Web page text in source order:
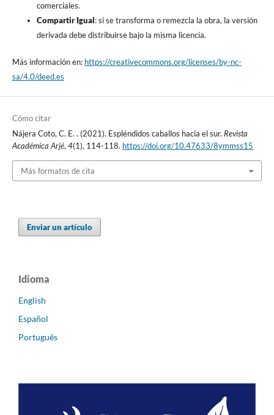
comerciales.
Compartir Igual: si se transforma o remezcla la obra, la versión
derivada debe distribuirse bajo la misma licencia.
Más información en: https://creativecommons.org/licenses/by-nc-
sa/4.0/deed.es
Cómo citar
Nájera Coto, C. E. . (2021). Espléndidos caballos hacia el sur. Revista
Académica Arjé,4(1), 114-118. https://doi.org/10.47633/8ymmss15
Más formatos de cita
Enviar un artículo
Idioma
English
Español
Português